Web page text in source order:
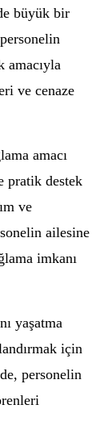
büyük bir
amacıyla
ve cenaze
amacı
pratik destek
ve
ailesine
imkanı
yaşatma
için
personelin